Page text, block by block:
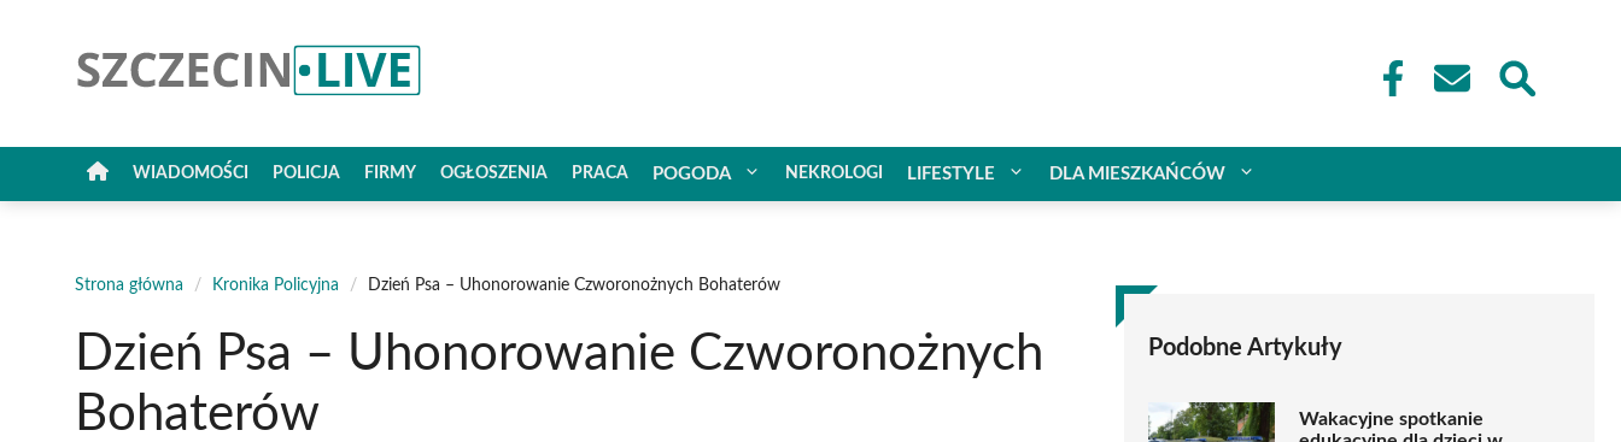
WIADOMOŚCI POLICJA FIRMY OGŁOSZENIA PRACA POGODA NEKROLOGI LIFESTYLE DLA MIESZKAŃCÓW
Strona główna / Kronika Policyjna / Dzień Psa – Uhonorowanie Czworonożnych Bohaterów
Dzień Psa – Uhonorowanie Czworonożnych
Bohaterów
Podobne Artykuły
Wakacyjne spotkanie